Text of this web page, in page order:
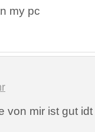
my pc
von mir ist gut